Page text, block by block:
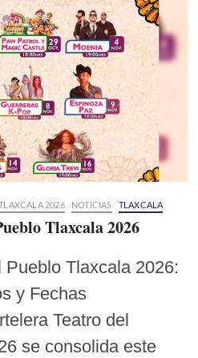
2026 NOTICIAS TLAXCALA
Tlaxcala 2026
Pueblo Tlaxcala 2026:
y Fechas
Teatro del
se consolida este